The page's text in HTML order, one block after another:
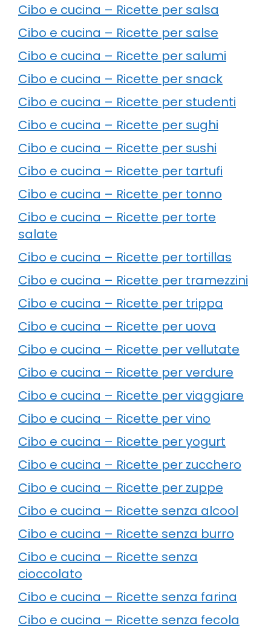
Cibo e cucina – Ricette per salsa
Cibo e cucina – Ricette per salse
Cibo e cucina – Ricette per salumi
Cibo e cucina – Ricette per snack
Cibo e cucina – Ricette per studenti
Cibo e cucina – Ricette per sughi
Cibo e cucina – Ricette per sushi
Cibo e cucina – Ricette per tartufi
Cibo e cucina – Ricette per tonno
Cibo e cucina – Ricette per torte
salate
Cibo e cucina – Ricette per tortillas
Cibo e cucina – Ricette per tramezzini
Cibo e cucina – Ricette per trippa
Cibo e cucina – Ricette per uova
Cibo e cucina – Ricette per vellutate
Cibo e cucina – Ricette per verdure
Cibo e cucina – Ricette per viaggiare
Cibo e cucina – Ricette per vino
Cibo e cucina – Ricette per yogurt
Cibo e cucina – Ricette per zucchero
Cibo e cucina – Ricette per zuppe
Cibo e cucina – Ricette senza alcool
Cibo e cucina – Ricette senza burro
Cibo e cucina – Ricette senza
cioccolato
Cibo e cucina – Ricette senza farina
Cibo e cucina – Ricette senza fecola